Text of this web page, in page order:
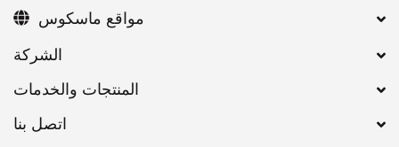
اتصل بنا
مواقع ماسكوس